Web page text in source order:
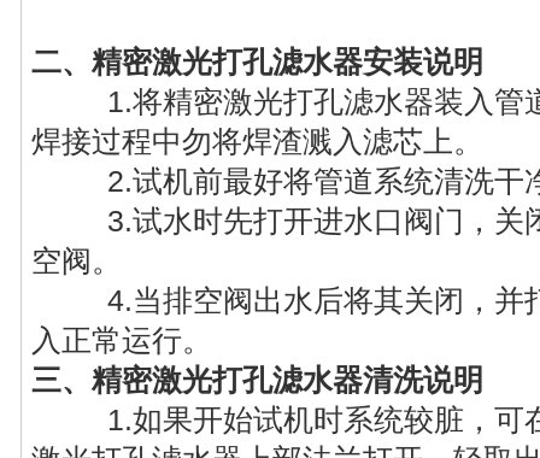
二、精密激光打孔滤水器安装说明
1.将精密激光打孔滤水器装入管
焊接过程中勿将焊渣溅入滤芯上。
2.试机前最好将管道系统清洗干
3.试水时先打开进水口阀门，关
空阀。
4.当排空阀出水后将其关闭，并
入正常运行。
三、精密激光打孔滤水器清洗说明
1.如果开始试机时系统较脏，可